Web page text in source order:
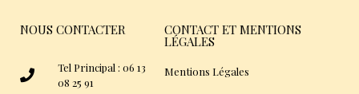
NOUS CONTACTER
Tel Principal : 06 13
08 25 91
CONTACT ET MENTIONS
LÉGALES
Mentions Légales